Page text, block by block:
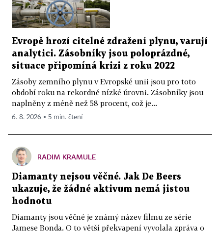
Evropě hrozí citelné zdražení plynu, varují
analytici. Zásobníky jsou poloprázdné,
situace připomíná krizi z roku 2022
Zásoby zemního plynu v Evropské unii jsou pro toto
období roku na rekordně nízké úrovni. Zásobníky jsou
naplněny z méně než 58 procent, což je...
6. 8. 2026 ▪ 5 min. čtení
RADIM KRAMULE
Diamanty nejsou věčné. Jak De Beers
ukazuje, že žádné aktivum nemá jistou
hodnotu
Diamanty jsou věčné je známý název filmu ze série
Jamese Bonda. O to větší překvapení vyvolala zpráva o